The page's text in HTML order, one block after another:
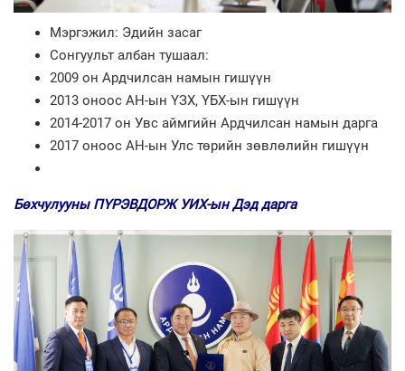
Мэргэжил: Эдийн засаг
Сонгуульт албан тушаал:
2009 он Ардчилсан намын гишүүн
2013 оноос АН-ын ҮЗХ, ҮБХ-ын гишүүн
2014-2017 он Увс аймгийн Ардчилсан намын дарга
2017 оноос АН-ын Улс төрийн зөвлөлийн гишүүн
Бөхчулууны ПҮРЭВДОРЖ УИХ-ын Дэд дарга